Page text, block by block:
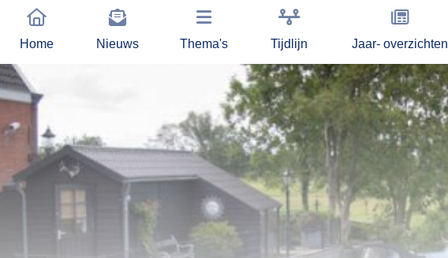
Home Nieuws Thema's Tijdlijn Jaar- overzichten